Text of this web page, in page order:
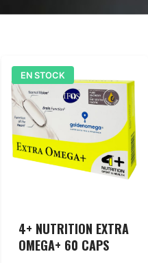
EN STOCK
4+ NUTRITION EXTRA
OMEGA+ 60 CAPS